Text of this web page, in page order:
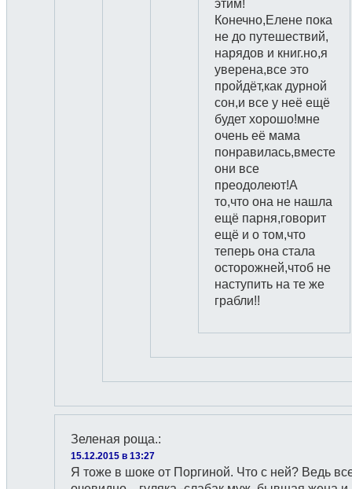
этим!
Конечно,Елене пока
не до путешествий,
нарядов и книг.но,я
уверена,все это
пройдёт,как дурной
сон,и все у неё ещё
будет хорошо!мне
очень её мама
понравилась,вместе
они все
преодолеют!А
то,что она не нашла
ещё парня,говорит
ещё и о том,что
теперь она стала
осторожней,чтоб не
наступить на те же
грабли!!
Зеленая роща.:
15.12.2015 в 13:27
Я тоже в шоке от Поргиной. Что с ней? Ведь